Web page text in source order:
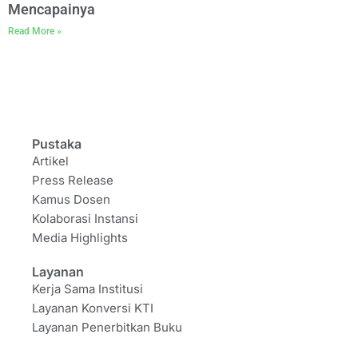
Mencapainya
Read More »
Pustaka
Artikel
Press Release
Kamus Dosen
Kolaborasi Instansi
Media Highlights
Layanan
Kerja Sama Institusi
Layanan Konversi KTI
Layanan Penerbitkan Buku